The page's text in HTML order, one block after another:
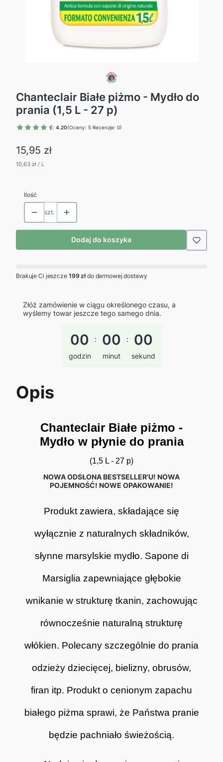
Chanteclair Białe piżmo - Mydło do
prania (1,5 L - 27 p)
4.20(Oceny: 5 Recenzje: 0)
Cena
15,95 zł
10,63 zł / L
Ilość
szt.
Dodaj do koszyka
Brakuje Ci jeszcze 199 zł do darmowej dostawy
Złóż zamówienie w ciągu określonego czasu, a
wyślemy towar jeszcze tego samego dnia.
00
godzin
: 00
minut
: 00
sekund
Opis
Chanteclair Białe piżmo -
Mydło w płynie do prania
(1,5 L - 27 p)
NOWA ODSŁONA BESTSELLER'U! NOWA
POJEMNOŚĆ! NOWE OPAKOWANIE!
Produkt zawiera, składające się
wyłącznie z naturalnych składników,
słynne marsylskie mydło. Sapone di
Marsiglia zapewniające głębokie
wnikanie w strukturę tkanin, zachowując
równocześnie naturalną strukturę
włókien. Polecany szczególnie do prania
odzieży dziecięcej, bielizny, obrusów,
firan itp. Produkt o cenionym zapachu
białego piżma sprawi, że Państwa pranie
będzie pachniało świeżością.